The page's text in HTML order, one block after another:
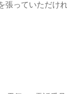
っていただけ